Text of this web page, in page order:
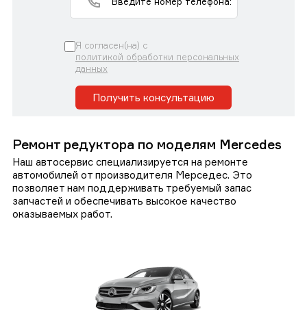
Я согласен(на) с
политикой обработки персональных
данных
Получить консультацию
Ремонт редуктора по моделям Mercedes
Наш автосервис специализируется на ремонте
автомобилей от производителя Мерседес. Это
позволяет нам поддерживать требуемый запас
запчастей и обеспечивать высокое качество
оказываемых работ.